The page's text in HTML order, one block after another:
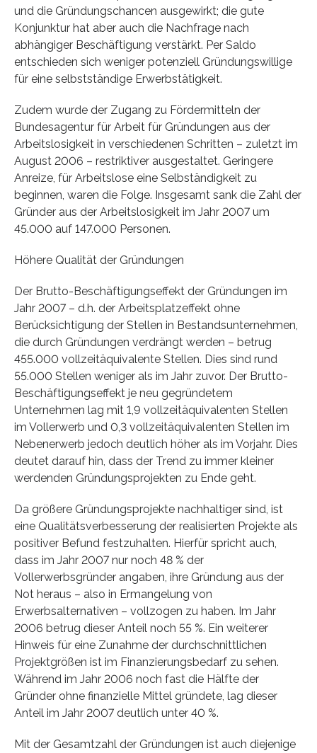
und die Gründungschancen ausgewirkt; die gute
Konjunktur hat aber auch die Nachfrage nach
abhängiger Beschäftigung verstärkt. Per Saldo
entschieden sich weniger potenziell Gründungswillige
für eine selbstständige Erwerbstätigkeit.
Zudem wurde der Zugang zu Fördermitteln der
Bundesagentur für Arbeit für Gründungen aus der
Arbeitslosigkeit in verschiedenen Schritten – zuletzt im
August 2006 – restriktiver ausgestaltet. Geringere
Anreize, für Arbeitslose eine Selbständigkeit zu
beginnen, waren die Folge. Insgesamt sank die Zahl der
Gründer aus der Arbeitslosigkeit im Jahr 2007 um
45.000 auf 147.000 Personen.
Höhere Qualität der Gründungen
Der Brutto-Beschäftigungseffekt der Gründungen im
Jahr 2007 – d.h. der Arbeitsplatzeffekt ohne
Berücksichtigung der Stellen in Bestandsunternehmen,
die durch Gründungen verdrängt werden – betrug
455.000 vollzeitäquivalente Stellen. Dies sind rund
55.000 Stellen weniger als im Jahr zuvor. Der Brutto-
Beschäftigungseffekt je neu gegründetem
Unternehmen lag mit 1,9 vollzeitäquivalenten Stellen
im Vollerwerb und 0,3 vollzeitäquivalenten Stellen im
Nebenerwerb jedoch deutlich höher als im Vorjahr. Dies
deutet darauf hin, dass der Trend zu immer kleiner
werdenden Gründungsprojekten zu Ende geht.
Da größere Gründungsprojekte nachhaltiger sind, ist
eine Qualitätsverbesserung der realisierten Projekte als
positiver Befund festzuhalten. Hierfür spricht auch,
dass im Jahr 2007 nur noch 48 % der
Vollerwerbsgründer angaben, ihre Gründung aus der
Not heraus – also in Ermangelung von
Erwerbsalternativen – vollzogen zu haben. Im Jahr
2006 betrug dieser Anteil noch 55 %. Ein weiterer
Hinweis für eine Zunahme der durchschnittlichen
Projektgrößen ist im Finanzierungsbedarf zu sehen.
Während im Jahr 2006 noch fast die Hälfte der
Gründer ohne finanzielle Mittel gründete, lag dieser
Anteil im Jahr 2007 deutlich unter 40 %.
Mit der Gesamtzahl der Gründungen ist auch diejenige